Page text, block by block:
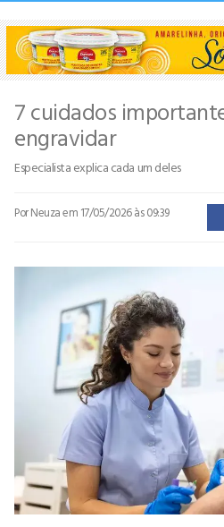
7 cuidados
engravidar
Especialista explica cada um deles
Por Neuzaem 17/05/2026 às 09:39